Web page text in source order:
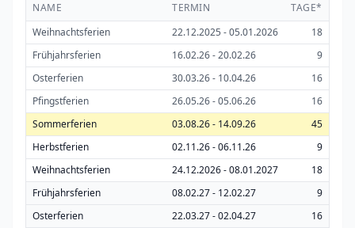
NAME TERMIN
TAGE*
Weihnachtsferien
22.12.2025 - 05.01.2026
18
Frühjahrsferien
16.02.26 - 20.02.26
9
Osterferien
30.03.26 - 10.04.26
16
Pfingstferien
26.05.26 - 05.06.26
16
Sommerferien
03.08.26 - 14.09.26
45
Herbstferien
02.11.26 - 06.11.26
9
Weihnachtsferien
24.12.2026 - 08.01.2027
18
Frühjahrsferien
08.02.27 - 12.02.27
9
Osterferien
22.03.27 - 02.04.27
16